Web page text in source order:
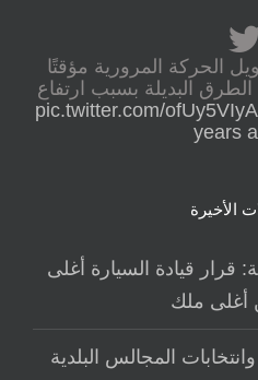
الحركة المرورية مؤقتًا
البديلة بسبب ارتفاع
pic.twitter.com/
الأخيرة
قرار قيادة السيارة أغلى
أغلى ملك
المجالس البلدية